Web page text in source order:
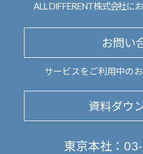
ALL DIFFERENT株式会社に
お問い
サービスをご利用中の
資料ダウ
東京本社：